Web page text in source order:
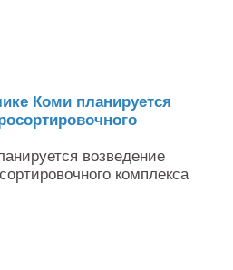
Коми планируется
возведение
комплекса